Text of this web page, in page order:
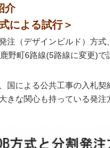
介
による試行＞
注（デザインビルド）方
野町6路線(5路線に変更)で
国による公共工事の入札
きな関心も持っている発注